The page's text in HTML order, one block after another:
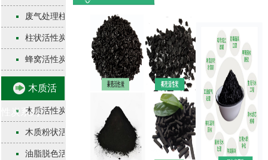
废气处理柱状活性炭
柱状活性炭​
蜂窝活性炭
木质活
性炭系列木质活性炭
木质粉状活性炭
油脂脱色活性炭